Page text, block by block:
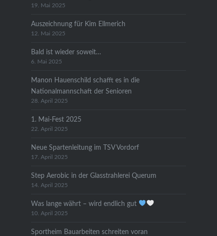
19. Mai 2025
Auszeichnung für Kim Ellmerich
12. Mai 2025
Bald ist wieder soweit…
6. Mai 2025
Manon Hauenschild schafft es in die
Nationalmannschaft der Senioren
28. April 2025
1. Mai-Fest 2025
22. April 2025
Neue Spartenleitung im TSV Vordorf
17. April 2025
Step Aerobic in der Glasstrahlerei Querum
14. April 2025
Was lange währt – wird endlich gut
10. April 2025
Sportheim Bauarbeiten schreiten voran